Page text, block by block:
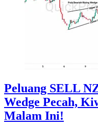
Peluang SELL
Wedge Pecah,
Malam Ini!